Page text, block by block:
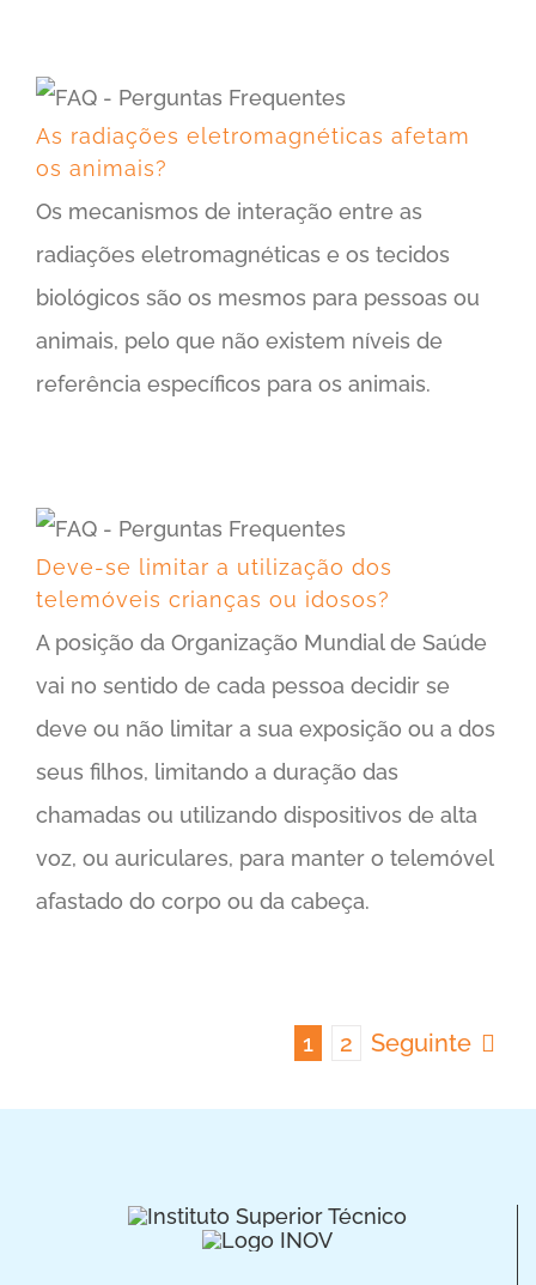
As radiações eletromagnéticas afetam
os animais?
Os mecanismos de interação entre as
radiações eletromagnéticas e os tecidos
biológicos são os mesmos para pessoas ou
animais, pelo que não existem níveis de
referência específicos para os animais.
Deve-se limitar a utilização dos
telemóveis crianças ou idosos?
A posição da Organização Mundial de Saúde
vai no sentido de cada pessoa decidir se
deve ou não limitar a sua exposição ou a dos
seus filhos, limitando a duração das
chamadas ou utilizando dispositivos de alta
voz, ou auriculares, para manter o telemóvel
afastado do corpo ou da cabeça.
1 2 Seguinte